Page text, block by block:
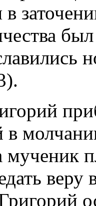
в
в
мученик
веру